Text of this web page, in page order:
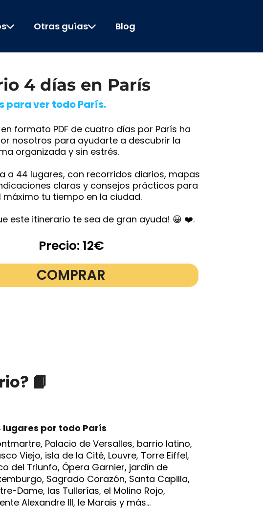
Otras guías Blog
4 días en París
para ver todo París.
formato PDF de cuatro días por París ha
nosotros para ayudarte a descubrir la
organizada y sin estrés.
a 44 lugares, con recorridos diarios, mapas
claras y consejos prácticos para
tu tiempo en la ciudad.
este itinerario te sea de gran ayuda! 😀 ❤️.
Precio: 12€
COMPRAR
📙
lugares por todo París
Palacio de Versalles, barrio latino,
Viejo, isla de la Cité, Louvre, Torre Eiffel,
del Triunfo, Ópera Garnier, jardín de
Sagrado Corazón, Santa Capilla,
Dame, las Tullerías, el Molino Rojo,
Alexandre III, le Marais y más...